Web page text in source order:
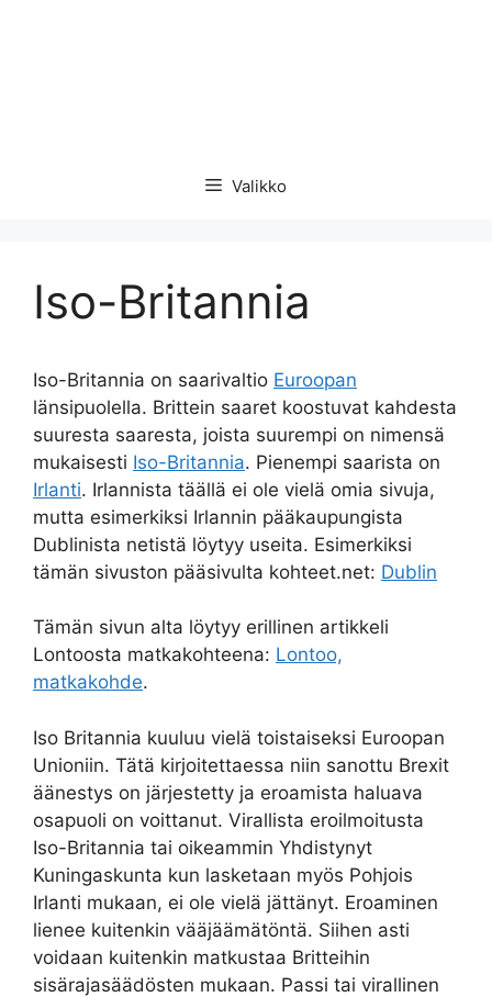
Valikko
Iso-Britannia
Iso-Britannia on saarivaltio Euroopan
länsipuolella. Brittein saaret koostuvat kahdesta
suuresta saaresta, joista suurempi on nimensä
mukaisesti Iso-Britannia. Pienempi saarista on
Irlanti. Irlannista täällä ei ole vielä omia sivuja,
mutta esimerkiksi Irlannin pääkaupungista
Dublinista netistä löytyy useita. Esimerkiksi
tämän sivuston pääsivulta kohteet.net: Dublin
Tämän sivun alta löytyy erillinen artikkeli
Lontoosta matkakohteena: Lontoo,
matkakohde.
Iso Britannia kuuluu vielä toistaiseksi Euroopan
Unioniin. Tätä kirjoitettaessa niin sanottu Brexit
äänestys on järjestetty ja eroamista haluava
osapuoli on voittanut. Virallista eroilmoitusta
Iso-Britannia tai oikeammin Yhdistynyt
Kuningaskunta kun lasketaan myös Pohjois
Irlanti mukaan, ei ole vielä jättänyt. Eroaminen
lienee kuitenkin vääjäämätöntä. Siihen asti
voidaan kuitenkin matkustaa Britteihin
sisärajasäädösten mukaan. Passi tai virallinen